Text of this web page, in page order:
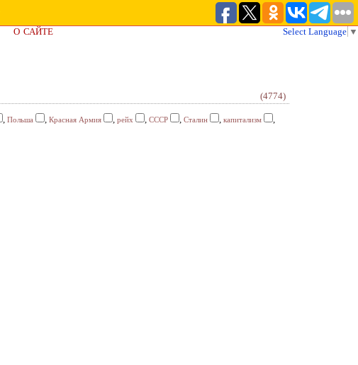
О САЙТЕ Select Language ▼
(4774)
, Польша , Красная Армия , рейх , СССР , Сталин , капитализм ,